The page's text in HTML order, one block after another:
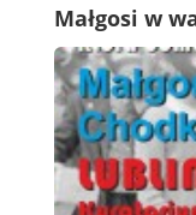
Małgosi w